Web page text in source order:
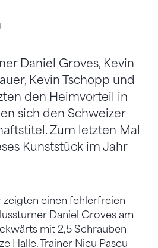
Daniel Groves, Kevin
Kevin Tschopp und
den Heimvorteil in
sich den Schweizer
Zum letzten Mal
Kunststück im Jahr
zeigten einen fehlerfreien
Daniel Groves am
mit 2,5 Schrauben
Halle. Trainer Nicu Pascu